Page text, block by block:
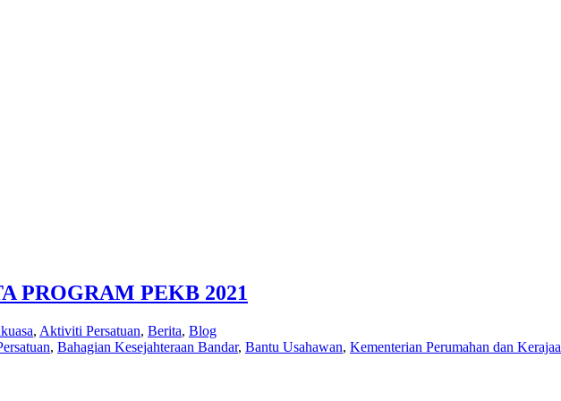
PROGRAM PEKB 2021
, Aktiviti Persatuan, Berita, Blog
, Bahagian Kesejahteraan Bandar, Bantu Usahawan, Kementerian Perumahan dan